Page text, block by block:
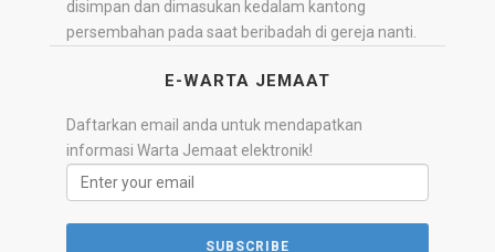
disimpan dan dimasukan kedalam kantong
persembahan pada saat beribadah di gereja nanti.
E-WARTA JEMAAT
Daftarkan email anda untuk mendapatkan
informasi Warta Jemaat elektronik!